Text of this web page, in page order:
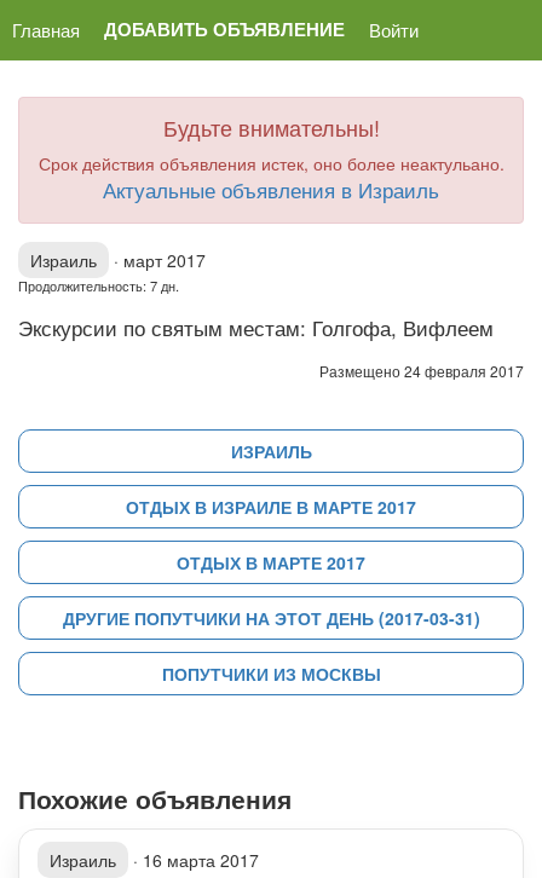
Главная ДОБАВИТЬ ОБЪЯВЛЕНИЕ Войти
Будьте внимательны!
Срок действия объявления истек, оно более неактульано.
Актуальные объявления в Израиль
Израиль · март 2017
Продолжительность: 7 дн.
Экскурсии по святым местам: Голгофа, Вифлеем
Размещено 24 февраля 2017
ИЗРАИЛЬ
ОТДЫХ В ИЗРАИЛЕ В МАРТЕ 2017
ОТДЫХ В МАРТЕ 2017
ДРУГИЕ ПОПУТЧИКИ НА ЭТОТ ДЕНЬ (2017-03-31)
ПОПУТЧИКИ ИЗ МОСКВЫ
Похожие объявления
Израиль · 16 марта 2017